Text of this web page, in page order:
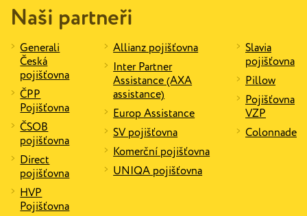
Naši partneři
Generali
Česká
pojišťovna
ČPP
Pojišťovna
ČSOB
pojišťovna
Direct
pojišťovna
HVP
Pojišťovna
Allianz pojišťovna
Inter Partner
Assistance (AXA
assistance)
Europ Assistance
SV pojišťovna
Komerční pojišťovna
UNIQA pojišťovna
Slavia
pojišťovna
Pillow
Pojišťovna
VZP
Colonnade